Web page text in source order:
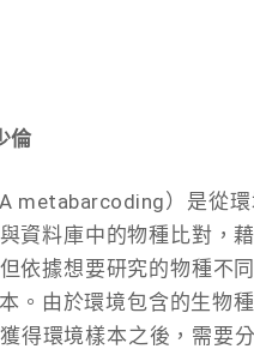
倫
metabarcoding）是從
資料庫中的物種比對，
依據想要研究的物種不
。由於環境包含的生物
得環境樣本之後，需要